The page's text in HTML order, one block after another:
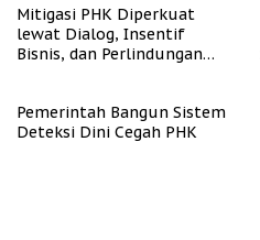
Mitigasi PHK Diperkuat
lewat Dialog, Insentif
Bisnis, dan Perlindungan
Pemerintah Bangun Sistem
Deteksi Dini Cegah PHK